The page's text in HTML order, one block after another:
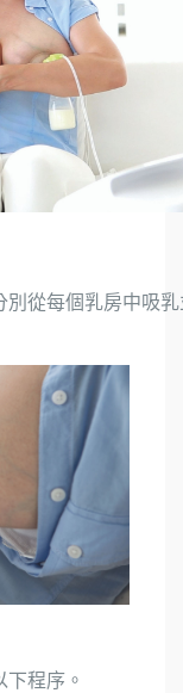
從每個乳房中吸
程序。